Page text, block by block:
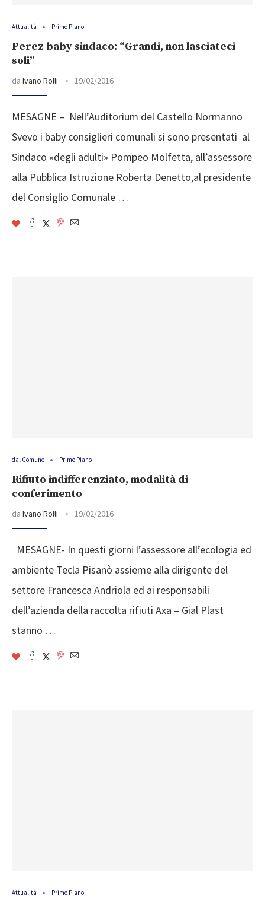
Attualità Primo Piano
Perez baby sindaco: “Grandi, non lasciateci
soli”
da Ivano Rolli 19/02/2016
MESAGNE – Nell’Auditorium del Castello Normanno
Svevo i baby consiglieri comunali si sono presentati al
Sindaco «degli adulti» Pompeo Molfetta, all’assessore
alla Pubblica Istruzione Roberta Denetto,al presidente
del Consiglio Comunale …
dal Comune Primo Piano
Rifiuto indifferenziato, modalità di
conferimento
da Ivano Rolli 19/02/2016
MESAGNE- In questi giorni l’assessore all’ecologia ed
ambiente Tecla Pisanò assieme alla dirigente del
settore Francesca Andriola ed ai responsabili
dell’azienda della raccolta rifiuti Axa – Gial Plast
stanno …
Attualità Primo Piano